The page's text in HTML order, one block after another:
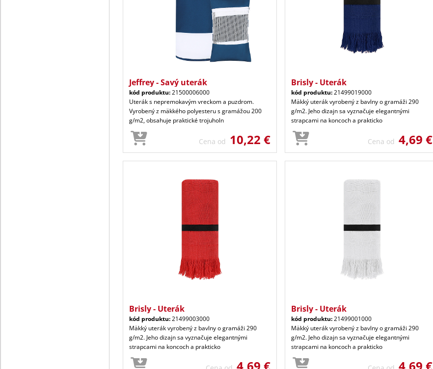
Jeffrey - Savý uterák
kód produktu:21500006000
Uterák s nepremokavým vreckom a puzdrom.
Vyrobený z mäkkého polyesteru s gramážou 200
g/m2, obsahuje praktické trojuholn
Cena od 10,22 €
Brisly - Uterák
kód produktu:21499019000
Mäkký uterák vyrobený z bavlny o gramáži 290
g/m2. Jeho dizajn sa vyznačuje elegantnými
strapcami na koncoch a prakticko
Cena od 4,69 €
Brisly - Uterák
kód produktu:21499003000
Mäkký uterák vyrobený z bavlny o gramáži 290
g/m2. Jeho dizajn sa vyznačuje elegantnými
strapcami na koncoch a prakticko
Brisly - Uterák
kód produktu:21499001000
Mäkký uterák vyrobený z bavlny o gramáži 290
g/m2. Jeho dizajn sa vyznačuje elegantnými
strapcami na koncoch a prakticko